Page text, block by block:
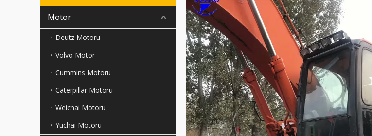
Motor
Deutz Motoru
Volvo Motor
Cummins Motoru
Caterpillar Motoru
Weichai Motoru
Yuchai Motoru